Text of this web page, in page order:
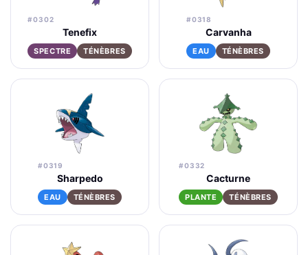
#0302
Tenefix
SPECTRE TÉNÈBRES
#0318
Carvanha
EAU TÉNÈBRES
#0319
Sharpedo
EAU TÉNÈBRES
#0332
Cacturne
PLANTE TÉNÈBRES